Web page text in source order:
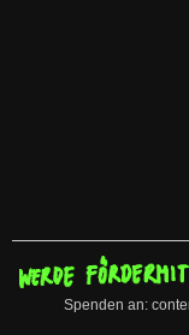
Spenden an: